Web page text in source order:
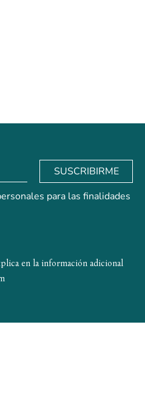
SUSCRIBIRME
para las finalidades
en la información adicional